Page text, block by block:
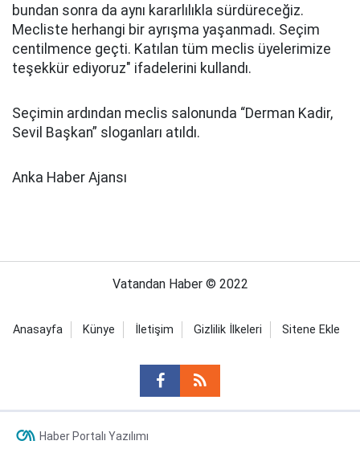
bundan sonra da aynı kararlılıkla sürdüreceğiz.
Mecliste herhangi bir ayrışma yaşanmadı. Seçim
centilmence geçti. Katılan tüm meclis üyelerimize
teşekkür ediyoruz" ifadelerini kullandı.
Seçimin ardından meclis salonunda “Derman Kadir,
Sevil Başkan” sloganları atıldı.
Anka Haber Ajansı
Vatandan Haber © 2022
Anasayfa Künye İletişim Gizlilik İlkeleri Sitene Ekle
Haber Portalı Yazılımı